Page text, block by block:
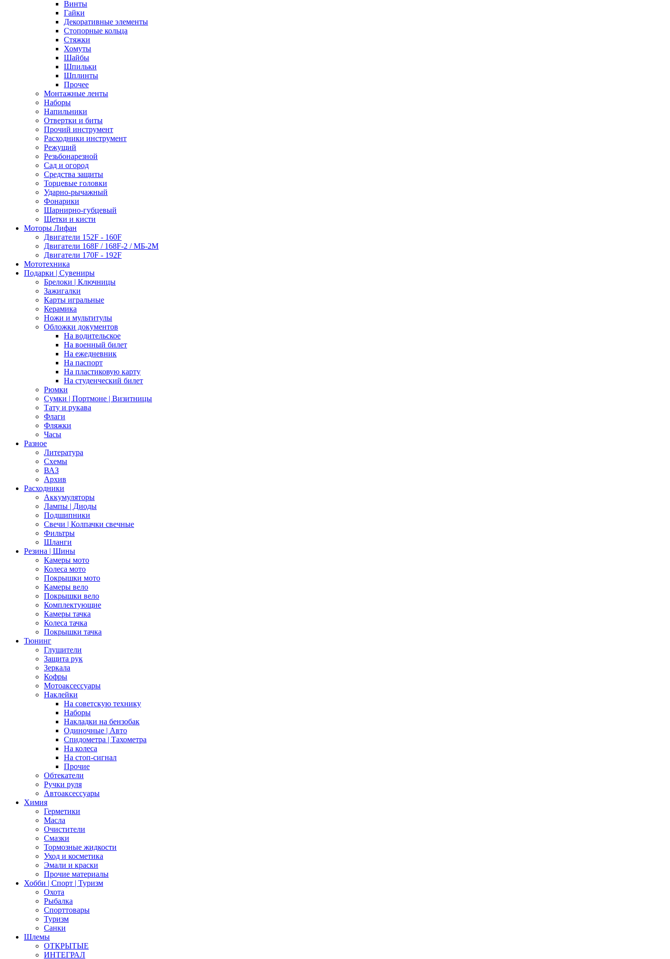
Винты
Гайки
Декоративные элементы
Стопорные кольца
Стяжки
Хомуты
Шайбы
Шпильки
Шплинты
Прочее
Монтажные ленты
Наборы
Напильники
Отвертки и биты
Прочий инструмент
Расходники инструмент
Режущий
Резьбонарезной
Сад и огород
Средства защиты
Торцевые головки
Ударно-рычажный
Фонарики
Шарнирно-губцевый
Щетки и кисти
Моторы Лифан
Двигатели 152F - 160F
Двигатели 168F / 168F-2 / МБ-2М
Двигатели 170F - 192F
Мототехника
Подарки | Сувениры
Брелоки | Ключницы
Зажигалки
Карты игральные
Керамика
Ножи и мультитулы
Обложки документов
На водительское
На военный билет
На ежедневник
На паспорт
На пластиковую карту
На студенческий билет
Рюмки
Сумки | Портмоне | Визитницы
Тату и рукава
Флаги
Фляжки
Часы
Разное
Литература
Схемы
ВАЗ
Архив
Расходники
Аккумуляторы
Лампы | Диоды
Подшипники
Свечи | Колпачки свечные
Фильтры
Шланги
Резина | Шины
Камеры мото
Колеса мото
Покрышки мото
Камеры вело
Покрышки вело
Комплектующие
Камеры тачка
Колеса тачка
Покрышки тачка
Тюнинг
Глушители
Защита рук
Зеркала
Кофры
Мотоаксессуары
Наклейки
На советскую технику
Наборы
Накладки на бензобак
Одиночные | Авто
Спидометра | Тахометра
На колеса
На стоп-сигнал
Прочие
Обтекатели
Ручки руля
Автоаксессуары
Химия
Герметики
Масла
Очистители
Смазки
Тормозные жидкости
Уход и косметика
Эмали и краски
Прочие материалы
Хобби | Cпорт | Туризм
Охота
Рыбалка
Спорттовары
Туризм
Санки
Шлемы
ОТКРЫТЫЕ
ИНТЕГРАЛ